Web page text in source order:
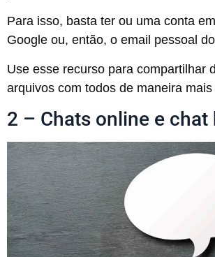
Para isso, basta ter ou uma conta
Google ou, então, o email pessoal
Use esse recurso para compartilhar
arquivos com todos de maneira
2 – Chats online e chat